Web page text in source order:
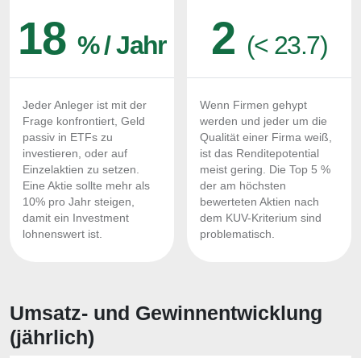
18 % / Jahr
Jeder Anleger ist mit der
Frage konfrontiert, Geld
passiv in ETFs zu
investieren, oder auf
Einzelaktien zu setzen.
Eine Aktie sollte mehr als
10% pro Jahr steigen,
damit ein Investment
lohnenswert ist.
2 (< 23.7)
Wenn Firmen gehypt
werden und jeder um die
Qualität einer Firma weiß,
ist das Renditepotential
meist gering. Die Top 5 %
der am höchsten
bewerteten Aktien nach
dem KUV-Kriterium sind
problematisch.
Umsatz- und Gewinnentwicklung
(jährlich)